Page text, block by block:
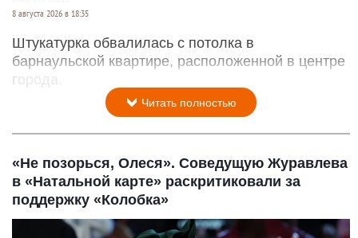
8 августа 2026 в 18:35
Штукатурка обвалилась с потолка в
барнаульской квартире, расположенной в центре
города.
Читать полностью
«Не позорься, Олеся». Соведущую Журавлева
в «Натальной карте» раскритиковали за
поддержку «Колобка»